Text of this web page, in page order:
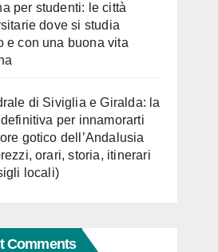
per studenti: le città
dove si studia
e con una buona vita
di Siviglia e Giralda: la
per innamorarti
gotico dell’Andalusia
orari, storia, itinerari
locali)
Comments